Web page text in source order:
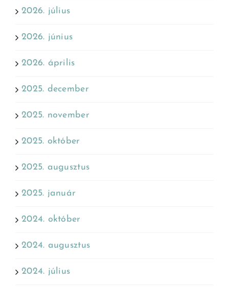
2026. július
2026. június
2026. április
2025. december
2025. november
2025. október
2025. augusztus
2025. január
2024. október
2024. augusztus
2024. július